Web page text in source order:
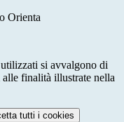
Orienta
si avvalgono di
finalità illustrate nella
tutti i cookies